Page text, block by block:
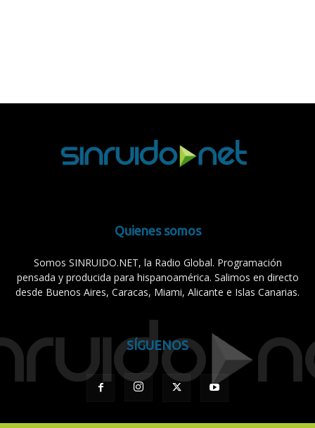
Quienes somos
Somos SINRUIDO.NET, la Radio Global. Programación
pensada y producida para hispanoamérica. Salimos en directo
desde Buenos Aires, Caracas, Miami, Alicante e Islas Canarias.
SÍGUENOS